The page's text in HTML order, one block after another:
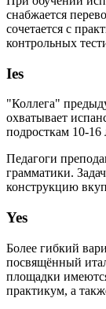
снабжается
сочетается с
контрольных
Ies
"Коллега"
охватывает
подросткам 10-16
Педагоги
грамматики.
конструкцию
Yes
Более гибкий
посвящённый
площадки
практикум, а